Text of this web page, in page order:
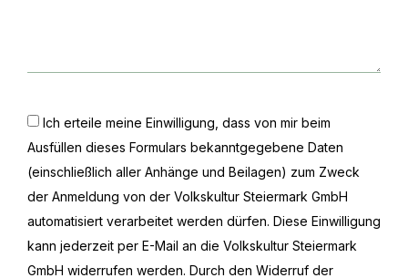
Ich erteile meine Einwilligung, dass von mir beim
Ausfüllen dieses Formulars bekanntgegebene Daten
(einschließlich aller Anhänge und Beilagen) zum Zweck
der Anmeldung von der Volkskultur Steiermark GmbH
automatisiert verarbeitet werden dürfen. Diese Einwilligung
kann jederzeit per E-Mail an die Volkskultur Steiermark
GmbH widerrufen werden. Durch den Widerruf der